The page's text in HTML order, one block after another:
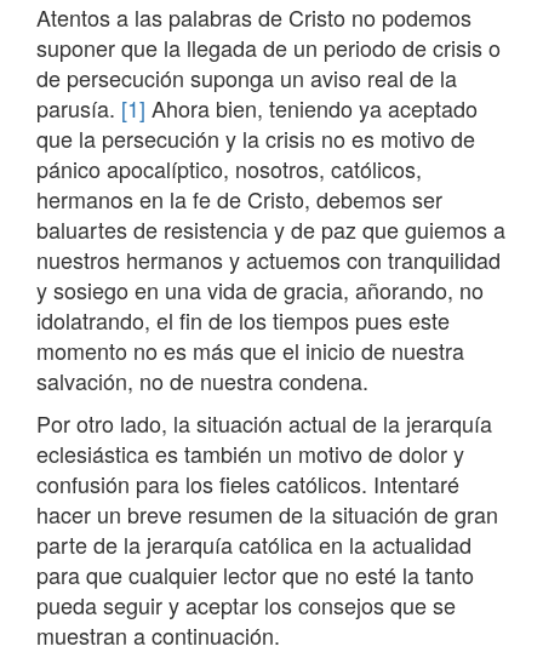
Atentos a las palabras de Cristo no podemos
suponer que la llegada de un periodo de crisis o
de persecución suponga un aviso real de la
parusía. [1] Ahora bien, teniendo ya aceptado
que la persecución y la crisis no es motivo de
pánico apocalíptico, nosotros, católicos,
hermanos en la fe de Cristo, debemos ser
baluartes de resistencia y de paz que guiemos a
nuestros hermanos y actuemos con tranquilidad
y sosiego en una vida de gracia, añorando, no
idolatrando, el fin de los tiempos pues este
momento no es más que el inicio de nuestra
salvación, no de nuestra condena.
Por otro lado, la situación actual de la jerarquía
eclesiástica es también un motivo de dolor y
confusión para los fieles católicos. Intentaré
hacer un breve resumen de la situación de gran
parte de la jerarquía católica en la actualidad
para que cualquier lector que no esté la tanto
pueda seguir y aceptar los consejos que se
muestran a continuación.